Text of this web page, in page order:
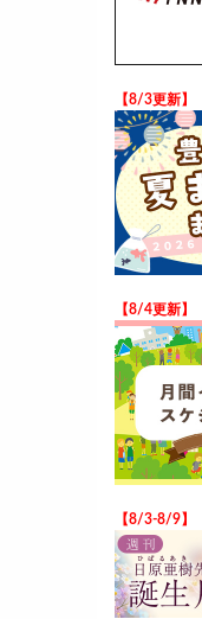
【8/3更新】
【8/4更新】
【8/3-8/9】